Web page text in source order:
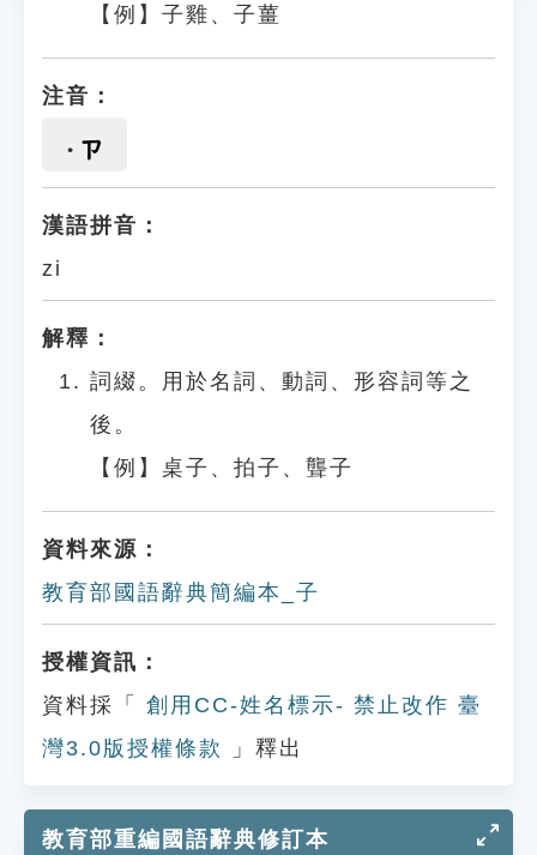
【例】子雞、子薑
注音：
ㄗ
漢語拼音：
zi
解釋：
詞綴。用於名詞、動詞、形容詞等之
後。
【例】桌子、拍子、聾子
資料來源：
教育部國語辭典簡編本_子
授權資訊：
資料採「
創用CC-姓名標示- 禁止改作 臺
灣3.0版授權條款
」釋出
教育部重編國語辭典修訂本